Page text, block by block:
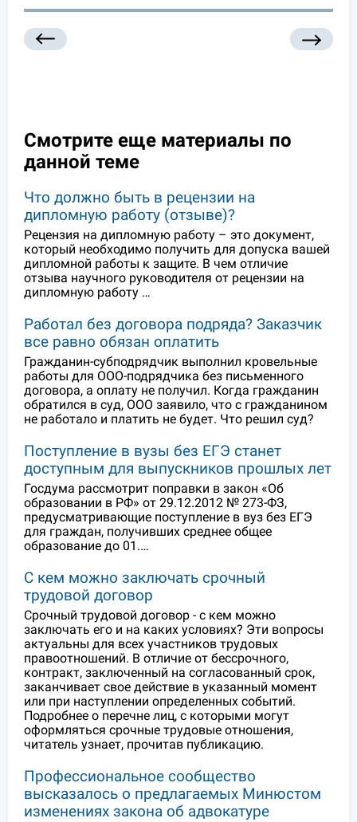
Смотрите еще материалы по
данной теме
Что должно быть в рецензии на
дипломную работу (отзыве)?
Рецензия на дипломную работу – это документ,
который необходимо получить для допуска вашей
дипломной работы к защите. В чем отличие
отзыва научного руководителя от рецензии на
дипломную работу …
Работал без договора подряда? Заказчик
все равно обязан оплатить
Гражданин-субподрядчик выполнил кровельные
работы для ООО-подрядчика без письменного
договора, а оплату не получил. Когда гражданин
обратился в суд, ООО заявило, что с гражданином
не работало и платить не будет. Что решил суд?
Поступление в вузы без ЕГЭ станет
доступным для выпускников прошлых лет
Госдума рассмотрит поправки в закон «Об
образовании в РФ» от 29.12.2012 № 273-ФЗ,
предусматривающие поступление в вуз без ЕГЭ
для граждан, получивших среднее общее
образование до 01.…
С кем можно заключать срочный
трудовой договор
Срочный трудовой договор - с кем можно
заключать его и на каких условиях? Эти вопросы
актуальны для всех участников трудовых
правоотношений. В отличие от бессрочного,
контракт, заключенный на согласованный срок,
заканчивает свое действие в указанный момент
или при наступлении определенных событий.
Подробнее о перечне лиц, с которыми могут
оформляться срочные трудовые отношения,
читатель узнает, прочитав публикацию.
Профессиональное сообщество
высказалось о предлагаемых Минюстом
изменениях закона об адвокатуре